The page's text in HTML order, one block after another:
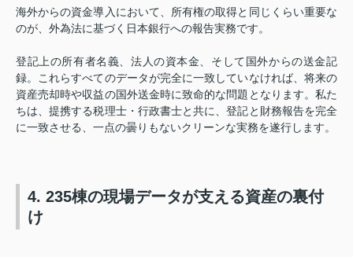
海外からの資金導入において、所有権の取得と同じくらい重要な
のが、外為法に基づく日本銀行への報告実務です。
登記上の所有者名義、法人の資本金、そして国外からの送金記
録。これらすべてのデータが完全に一致していなければ、将来の
資産売却時や収益の国外送金時に致命的な問題となります。私た
ちは、提携する税理士・行政書士と共に、登記と財務報告を完全
に一致させる、一点の曇りもないクリーンな実務を遂行します。
4. 235棟の現場データが支える資産の裏付
け